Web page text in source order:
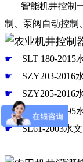
智能机井控制
制、泵阀自动控制
☛ SLT 180-2015
☛ SZY203-2016
☛ SZY205-2016
☛SLT 102-1995
☛SL61-2003水